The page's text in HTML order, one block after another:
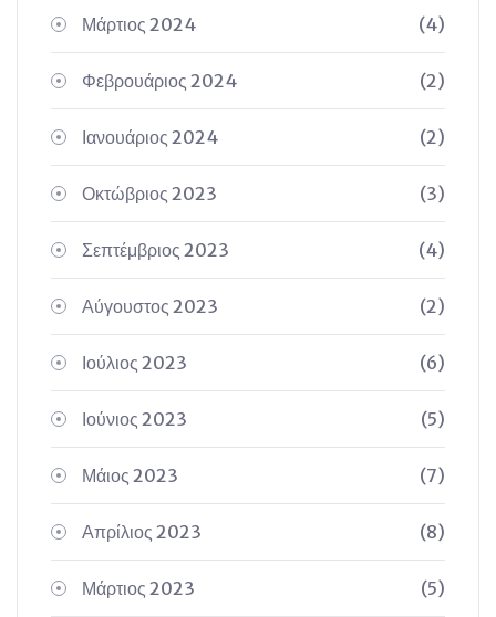
Μάρτιος 2024 (4)
Φεβρουάριος 2024 (2)
Ιανουάριος 2024 (2)
Οκτώβριος 2023 (3)
Σεπτέμβριος 2023 (4)
Αύγουστος 2023 (2)
Ιούλιος 2023 (6)
Ιούνιος 2023 (5)
Μάιος 2023 (7)
Απρίλιος 2023 (8)
Μάρτιος 2023 (5)